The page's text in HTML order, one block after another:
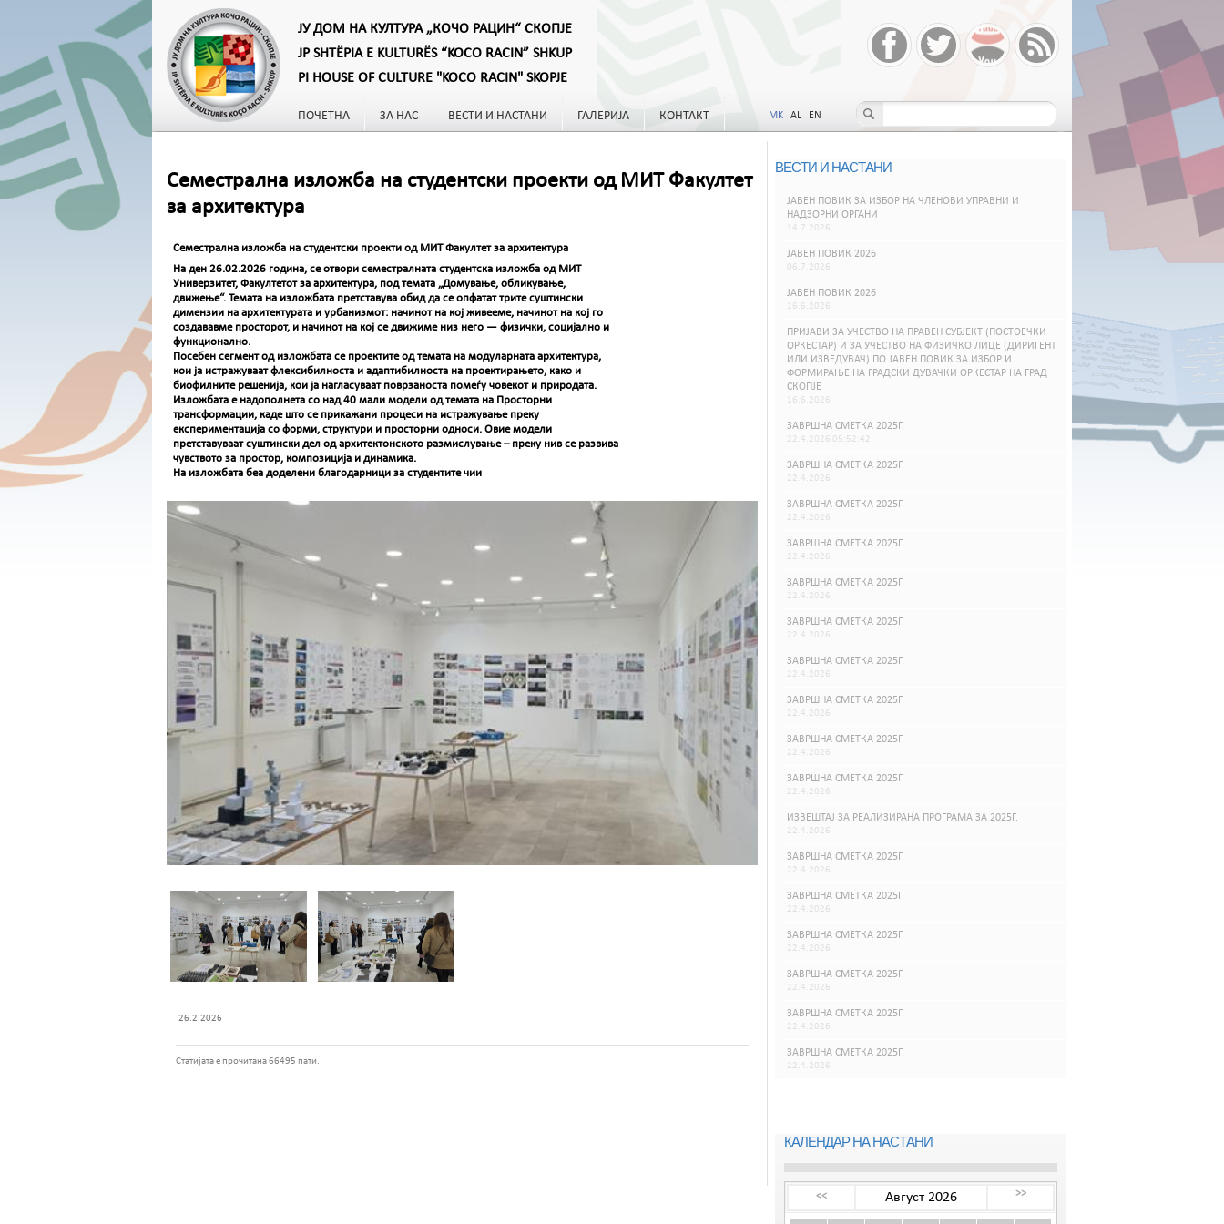
ЈУ ДОМ НА КУЛТУРА „КОЧО РАЦИН“ СКОПЈЕ
JP SHTËPIA E KULTURËS “KOCO RACIN” SHKUP
PI HOUSE OF CULTURE "KOCO RACIN" SKOPJE
ПОЧЕТНА ЗА НАС ВЕСТИ И НАСТАНИ ГАЛЕРИЈА КОНТАКТ MK AL EN
Семестрална изложба на студентски проекти од МИТ Факултет
за архитектура
Семестрална изложба на студентски проекти од МИТ Факултет за архитектура
На ден 26.02.2026 година, се отвори семестралната студентска изложба од МИТ
Универзитет, Факултетот за архитектура, под темата „Домување, обликување,
движење“. Темата на изложбата претставува обид да се опфатат трите суштински
димензии на архитектурата и урбанизмот: начинот на кој живееме, начинот на кој го
создававме просторот, и начинот на кој се движиме низ него — физички, социјално и
функционално.
Посебен сегмент од изложбата се проектите од темата на модуларната архитектура,
кои ја истражуваат флексибилноста и адаптибилноста на проектирањето, како и
биофилните решенија, кои ја нагласуваат поврзаноста помеѓу човекот и природата.
Изложбата е надополнета со над 40 мали модели од темата на Просторни
трансформации, каде што се прикажани процеси на истражување преку
експериментација со форми, структури и просторни односи. Овие модели
претставуваат суштински дел од архитектонското размислување – преку нив се развива
чувството за простор, композиција и динамика.
На изложбата беа доделени благодарници за студентите чии
26.2.2026
Статијата е прочитана 66495 пати.
ВЕСТИ И НАСТАНИ
ЈАВЕН ПОВИК ЗА ИЗБОР НА ЧЛЕНОВИ УПРАВНИ И
НАДЗОРНИ ОРГАНИ
14.7.2026
ЈАВЕН ПОВИК 2026
06.7.2026
ЈАВЕН ПОВИК 2026
16.6.2026
ПРИЈАВИ ЗА УЧЕСТВО НА ПРАВЕН СУБЈЕКТ (ПОСТОЕЧКИ
ОРКЕСТАР) И ЗА УЧЕСТВО НА ФИЗИЧКО ЛИЦЕ (ДИРИГЕНТ
ИЛИ ИЗВЕДУВАЧ) ПО ЈАВЕН ПОВИК ЗА ИЗБОР И
ФОРМИРАЊЕ НА ГРАДСКИ ДУВАЧКИ ОРКЕСТАР НА ГРАД
СКОПЈЕ
16.6.2026
ЗАВРШНА СМЕТКА 2025Г.
22.4.2026 05:52:42
ЗАВРШНА СМЕТКА 2025Г.
22.4.2026
ЗАВРШНА СМЕТКА 2025Г.
22.4.2026
ЗАВРШНА СМЕТКА 2025Г.
22.4.2026
ЗАВРШНА СМЕТКА 2025Г.
22.4.2026
ЗАВРШНА СМЕТКА 2025Г.
22.4.2026
ЗАВРШНА СМЕТКА 2025Г.
22.4.2026
ЗАВРШНА СМЕТКА 2025Г.
22.4.2026
ЗАВРШНА СМЕТКА 2025Г.
22.4.2026
ЗАВРШНА СМЕТКА 2025Г.
22.4.2026
ИЗВЕШТАЈ ЗА РЕАЛИЗИРАНА ПРОГРАМА ЗА 2025Г.
22.4.2026
ЗАВРШНА СМЕТКА 2025Г.
22.4.2026
ЗАВРШНА СМЕТКА 2025Г.
22.4.2026
ЗАВРШНА СМЕТКА 2025Г.
22.4.2026
ЗАВРШНА СМЕТКА 2025Г.
22.4.2026
ЗАВРШНА СМЕТКА 2025Г.
22.4.2026
ЗАВРШНА СМЕТКА 2025Г.
22.4.2026
КАЛЕНДАР НА НАСТАНИ
<< Август 2026 >>